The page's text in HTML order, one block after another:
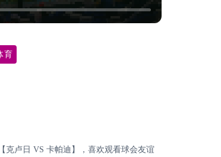
育
克卢日 VS 卡帕迪】，喜欢观看球会友谊